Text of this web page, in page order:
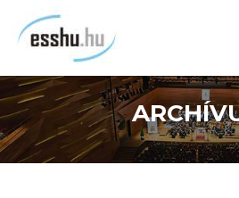
tartalomra